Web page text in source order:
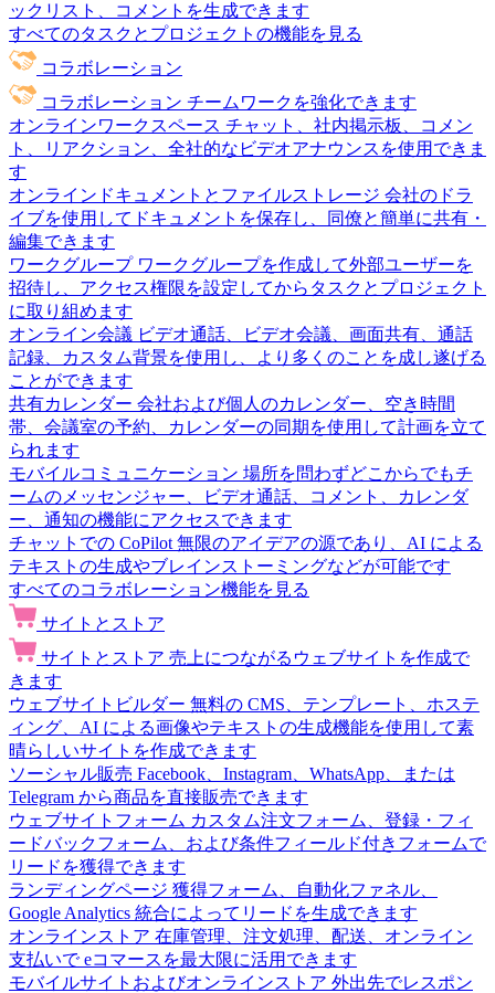
ックリスト、コメントを生成できます
すべてのタスクとプロジェクトの機能を見る
コラボレーション
コラボレーション チームワークを強化できます
オンラインワークスペース チャット、社内掲示板、コメン
ト、リアクション、全社的なビデオアナウンスを使用できま
す
オンラインドキュメントとファイルストレージ 会社のドラ
イブを使用してドキュメントを保存し、同僚と簡単に共有・
編集できます
ワークグループ ワークグループを作成して外部ユーザーを
招待し、アクセス権限を設定してからタスクとプロジェクト
に取り組めます
オンライン会議 ビデオ通話、ビデオ会議、画面共有、通話
記録、カスタム背景を使用し、より多くのことを成し遂げる
ことができます
共有カレンダー 会社および個人のカレンダー、空き時間
帯、会議室の予約、カレンダーの同期を使用して計画を立て
られます
モバイルコミュニケーション 場所を問わずどこからでもチ
ームのメッセンジャー、ビデオ通話、コメント、カレンダ
ー、通知の機能にアクセスできます
チャットでの CoPilot 無限のアイデアの源であり、AI による
テキストの生成やブレインストーミングなどが可能です
すべてのコラボレーション機能を見る
サイトとストア
サイトとストア 売上につながるウェブサイトを作成で
きます
ウェブサイトビルダー 無料の CMS、テンプレート、ホステ
ィング、AI による画像やテキストの生成機能を使用して素
晴らしいサイトを作成できます
ソーシャル販売 Facebook、Instagram、WhatsApp、または
Telegram から商品を直接販売できます
ウェブサイトフォーム カスタム注文フォーム、登録・フィ
ードバックフォーム、および条件フィールド付きフォームで
リードを獲得できます
ランディングページ 獲得フォーム、自動化ファネル、
Google Analytics 統合によってリードを生成できます
オンラインストア 在庫管理、注文処理、配送、オンライン
支払いで eコマースを最大限に活用できます
モバイルサイトおよびオンラインストア 外出先でレスポン